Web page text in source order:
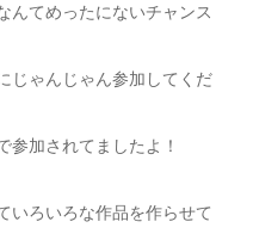
んてめったにないチャンス
じゃんじゃん参加してくだ
参加されてましたよ！
いろいろな作品を作らせて